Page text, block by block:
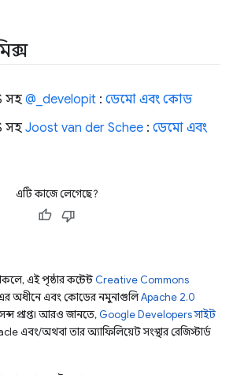
সহ @_developit : ডেমো এবং কোড
সহ Joost van der Schee : ডেমো এবং
এটি কাজে লেগেছে?
এই পৃষ্ঠার কন্টেন্ট Creative Commons
অধীনে এবং কোডের নমুনাগুলিApache 2.0
প্রাপ্ত। আরও জানতে, Google Developers সাইট
এবং/অথবা তার অ্যাফিলিয়েট সংস্থার রেজিস্টার্ড